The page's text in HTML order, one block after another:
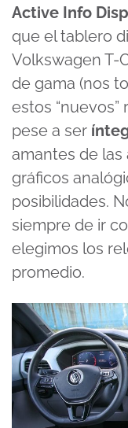
Active Info
que el tablero
Volkswagen T-
de gama (nos
estos
pese a ser
amantes de
gráficos
posibilidades.
siempre de ir
elegimos los
promedio.